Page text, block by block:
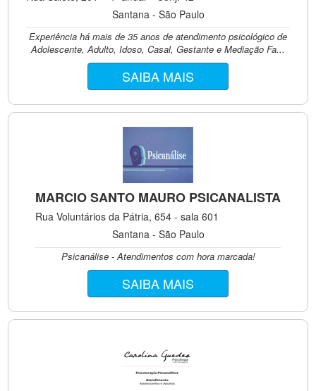
Santana - São Paulo
Experiência há mais de 35 anos de atendimento psicológico de
Adolescente, Adulto, Idoso, Casal, Gestante e Mediação Fa...
SAIBA MAIS
MARCIO SANTO MAURO PSICANALISTA
Rua Voluntários da Pátria, 654 - sala 601
Santana - São Paulo
Psicanálise - Atendimentos com hora marcada!
SAIBA MAIS